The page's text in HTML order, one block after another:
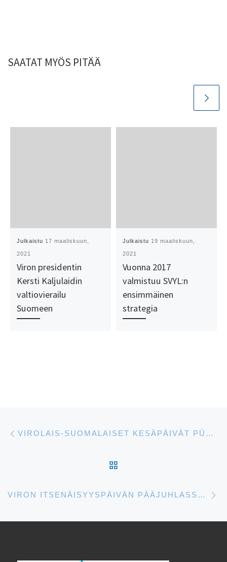
SAATAT MYÖS PITÄÄ
Julkaistu 17 maaliskuun,
2021
Viron presidentin
Kersti Kaljulaidin
valtiovierailu
Suomeen
Julkaistu 19 maaliskuun,
2021
Vuonna 2017
valmistuu SVYL:n
ensimmäinen
strategia
Artikkelien navigointi VIROLAIS-SUOMALAISET KESÄPÄIVÄT PÜHAJÄRVELLÄ
VIRON ITSENÄISYYSPÄIVÄN PÄÄJUHLASSA HELSINGISSÄ PUHUU VIRON TAIDETEOLLISEN KORKEAKOULUN REHTORI JAAK KANGILASKI